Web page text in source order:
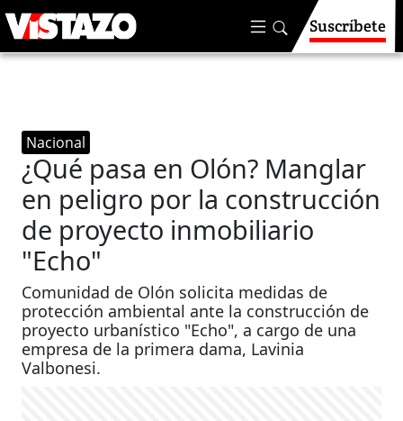
Suscríbete
Nacional
¿Qué pasa en Olón? Manglar
en peligro por la construcción
de proyecto inmobiliario
"Echo"
Comunidad de Olón solicita medidas de
protección ambiental ante la construcción de
proyecto urbanístico "Echo", a cargo de una
empresa de la primera dama, Lavinia
Valbonesi.